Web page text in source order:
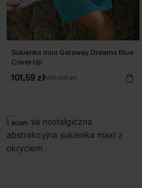
Sukienka mini Getaway Dreams Blue
Cover-Up
101,59 zł126,99 zł
NOWY